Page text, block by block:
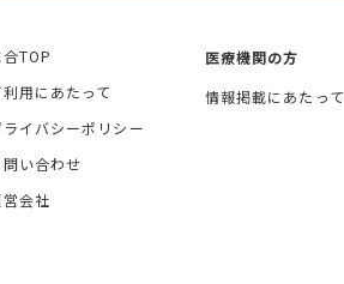
TOP
利用にあたって
ライバシーポリシー
問い合わせ
会社
医療機関の方
情報掲載にあたって